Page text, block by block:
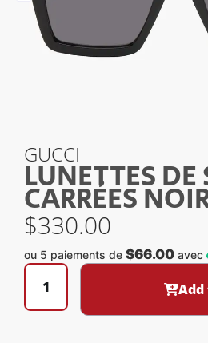
GUCCI
LUNETTES DE
CARRÉES
$330.00
ou 5 paiements de $66.00 avec